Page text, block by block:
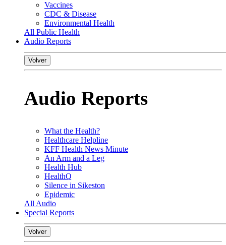
Vaccines
CDC & Disease
Environmental Health
All Public Health
Audio Reports
Volver
Audio Reports
What the Health?
Healthcare Helpline
KFF Health News Minute
An Arm and a Leg
Health Hub
HealthQ
Silence in Sikeston
Epidemic
All Audio
Special Reports
Volver